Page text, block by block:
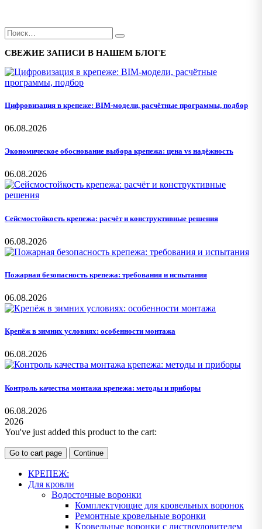
СВЕЖИЕ ЗАПИСИ В НАШЕМ БЛОГЕ
Цифровизация в крепеже: BIM-модели, расчётные программы, подбор
06.08.2026
Экономическое обоснование выбора крепежа: цена vs надёжность
06.08.2026
Сейсмостойкость крепежа: расчёт и конструктивные решения
06.08.2026
Пожарная безопасность крепежа: требования и испытания
06.08.2026
Крепёж в зимних условиях: особенности монтажа
06.08.2026
Контроль качества монтажа крепежа: методы и приборы
06.08.2026
2026
You've just added this product to the cart:
Go to cart page Continue
КРЕПЕЖ:
Для кровли
Водосточные воронки
Комплектующие для кровельных воронок
Ремонтные кровельные воронки
Кровельные воронки с листвоуловителем